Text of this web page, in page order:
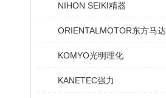
NIHON SEIKI精器
ORIENTALMOTOR东方马达
KOMYO光明理化
KANETEC强力